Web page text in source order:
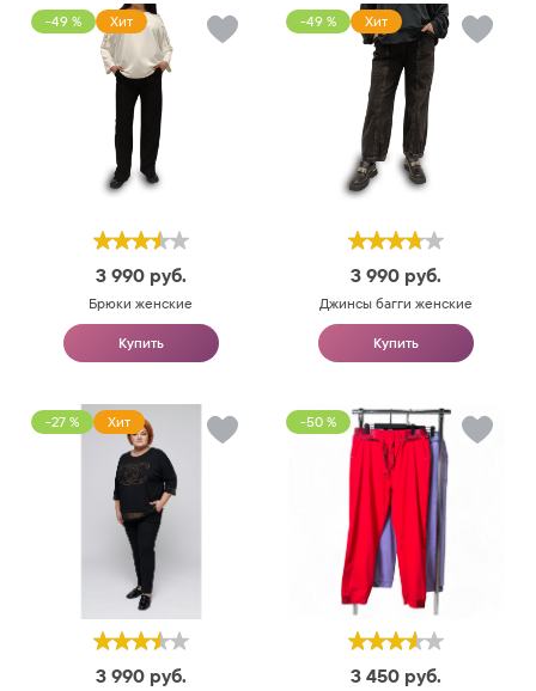
-49 % Хит
3 990 руб.
Брюки женские
Купить
-49 % Хит
3 990 руб.
Джинсы багги женские
Купить
-27 % Хит
3 990 руб.
-50 %
3 450 руб.